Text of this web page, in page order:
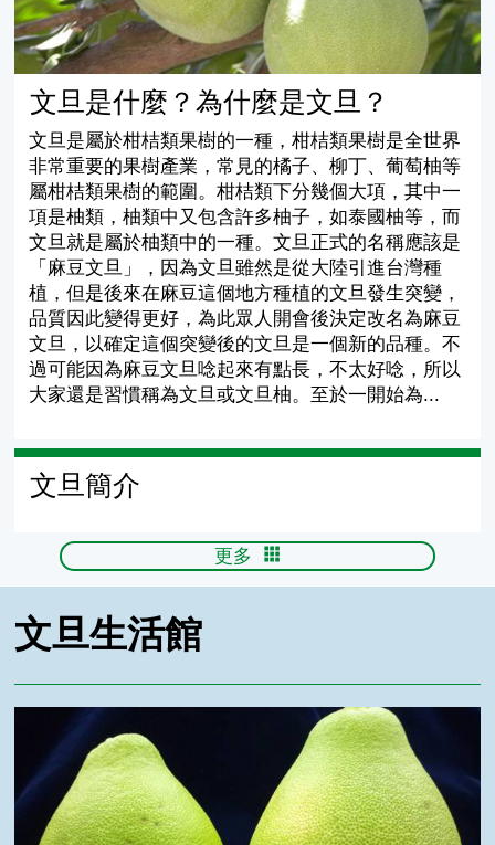
文旦是什麼？為什麼是文旦？
文旦是屬於柑桔類果樹的一種，柑桔類果樹是全世界
非常重要的果樹產業，常見的橘子、柳丁、葡萄柚等
屬柑桔類果樹的範圍。柑桔類下分幾個大項，其中一
項是柚類，柚類中又包含許多柚子，如泰國柚等，而
文旦就是屬於柚類中的一種。文旦正式的名稱應該是
「麻豆文旦」，因為文旦雖然是從大陸引進台灣種
植，但是後來在麻豆這個地方種植的文旦發生突變，
品質因此變得更好，為此眾人開會後決定改名為麻豆
文旦，以確定這個突變後的文旦是一個新的品種。不
過可能因為麻豆文旦唸起來有點長，不太好唸，所以
大家還是習慣稱為文旦或文旦柚。至於一開始為...
文旦簡介
更多
文旦生活館